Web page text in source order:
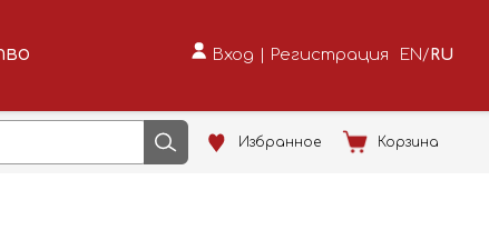
Вход | Регистрация EN /RU
Избранное Корзина